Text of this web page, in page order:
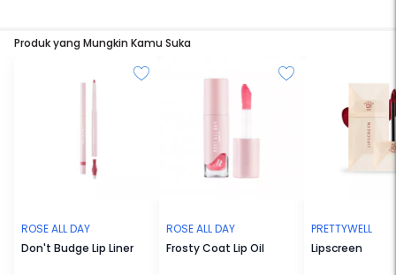
Produk yang Mungkin Kamu Suka
ROSE ALL DAY
Don't Budge Lip Liner
ROSE ALL DAY
Frosty Coat Lip Oil
PRETTYWELL
Lipscreen